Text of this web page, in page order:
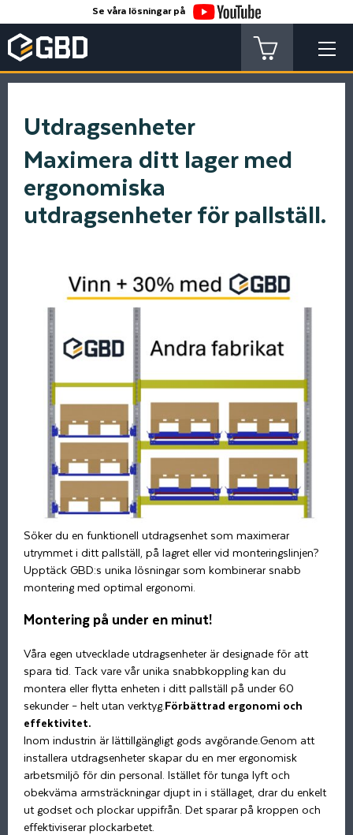
Se våra lösningar på
Utdragsenheter
Maximera ditt lager med
ergonomiska
utdragsenheter för pallställ.
Söker du en funktionell utdragsenhet som maximerar
utrymmet i ditt pallställ, på lagret eller vid monteringslinjen?
Upptäck GBD:s unika lösningar som kombinerar snabb
montering med optimal ergonomi.
Montering på under en minut!
Våra egen utvecklade utdragsenheter är designade för att
spara tid. Tack vare vår unika snabbkoppling kan du
montera eller flytta enheten i ditt pallställ på under 60
sekunder – helt utan verktyg.Förbättrad ergonomi och
effektivitet.
Inom industrin är lättillgängligt gods avgörande.Genom att
installera utdragsenheter skapar du en mer ergonomisk
arbetsmiljö för din personal. Istället för tunga lyft och
obekväma armsträckningar djupt in i ställaget, drar du enkelt
ut godset och plockar uppifrån. Det sparar på kroppen och
effektiviserar plockarbetet.